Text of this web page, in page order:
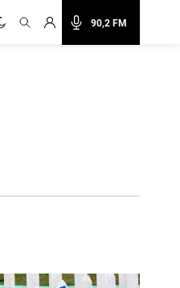
90,2 FM